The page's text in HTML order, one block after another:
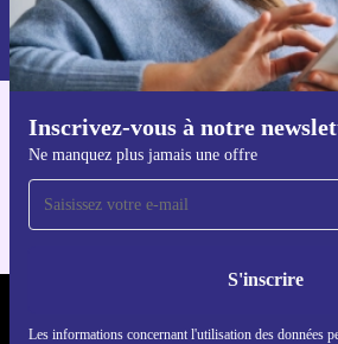
Inscrivez-vous à notre
Ne manquez plus jamais une offre
S'inscrire
Les informations concernant l'utilisation des données
Retrouvez les informations sur l'utilisation des
dans notre
politique de confidentialité.
Téléchargez
Pour iOS et Android